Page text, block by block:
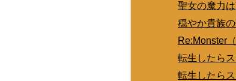
聖女の魔力
穏やか貴族の
Re:Monster
転生したら
転生したら